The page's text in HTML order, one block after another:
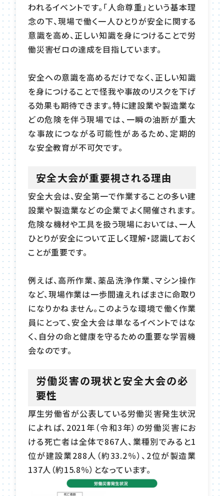
われるイベントです。「人命尊重」という基本理
念の下、現場で働く一人ひとりが安全に関する
意識を高め、正しい知識を身につけることで労
働災害ゼロの達成を目指しています。
安全への意識を高めるだけでなく、正しい知識
を身につけることで怪我や事故のリスクを下げ
る効果も期待できます。特に建設業や製造業な
どの危険を伴う現場では、一瞬の油断が重大
な事故につながる可能性があるため、定期的
な安全教育が不可欠です。
安全大会が重要視される理由
安全大会は、安全第一で作業することの多い建
設業や製造業などの企業でよく開催されます。
危険な機材や工具を扱う現場においては、一人
ひとりが安全について正しく理解・認識しておく
ことが重要です。
例えば、高所作業、薬品洗浄作業、マシン操作
など、現場作業は一歩間違えればまさに命取り
になりかねません。このような環境で働く作業
員にとって、安全大会は単なるイベントではな
く、自分の命と健康を守るための重要な学習機
会なのです。
労働災害の現状と安全大会の必
要性
厚生労働省が公表している労働災害発生状況
によれば、2021年（令和3年）の労働災害にお
ける死亡者は全体で867人、業種別でみると1
位が建設業288人（約33.2％）、2位が製造業
137人（約15.8％）となっています。